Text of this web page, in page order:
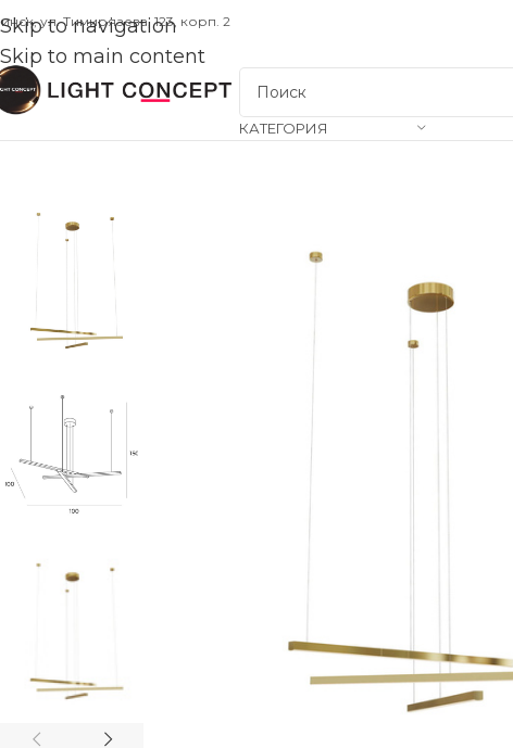
Skip to navigation
Skip to main content
ул. Тимирязева, 123, корп. 2
КАТЕГОРИЯ